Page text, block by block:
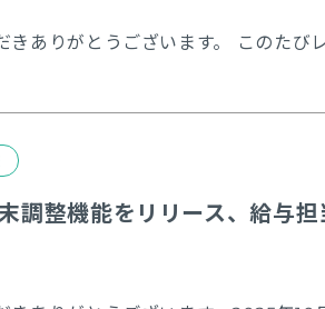
調整機能をリリース、給与